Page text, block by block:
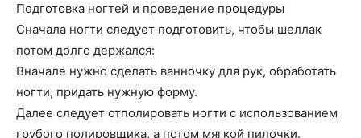
Подготовка ногтей и проведение процедуры
Сначала ногти следует подготовить, чтобы шеллак
потом долго держался:
Вначале нужно сделать ванночку для рук, обработать
ногти, придать нужную форму.
Далее следует отполировать ногти с использованием
грубого полировщика, а потом мягкой пилочки.